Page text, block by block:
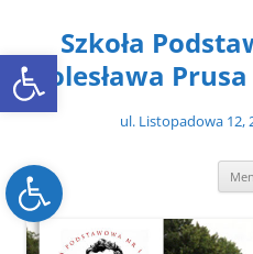
Open toolbar
Open toolbar
treściSzkoła
Bolesława
ul. Listopadowa 12,